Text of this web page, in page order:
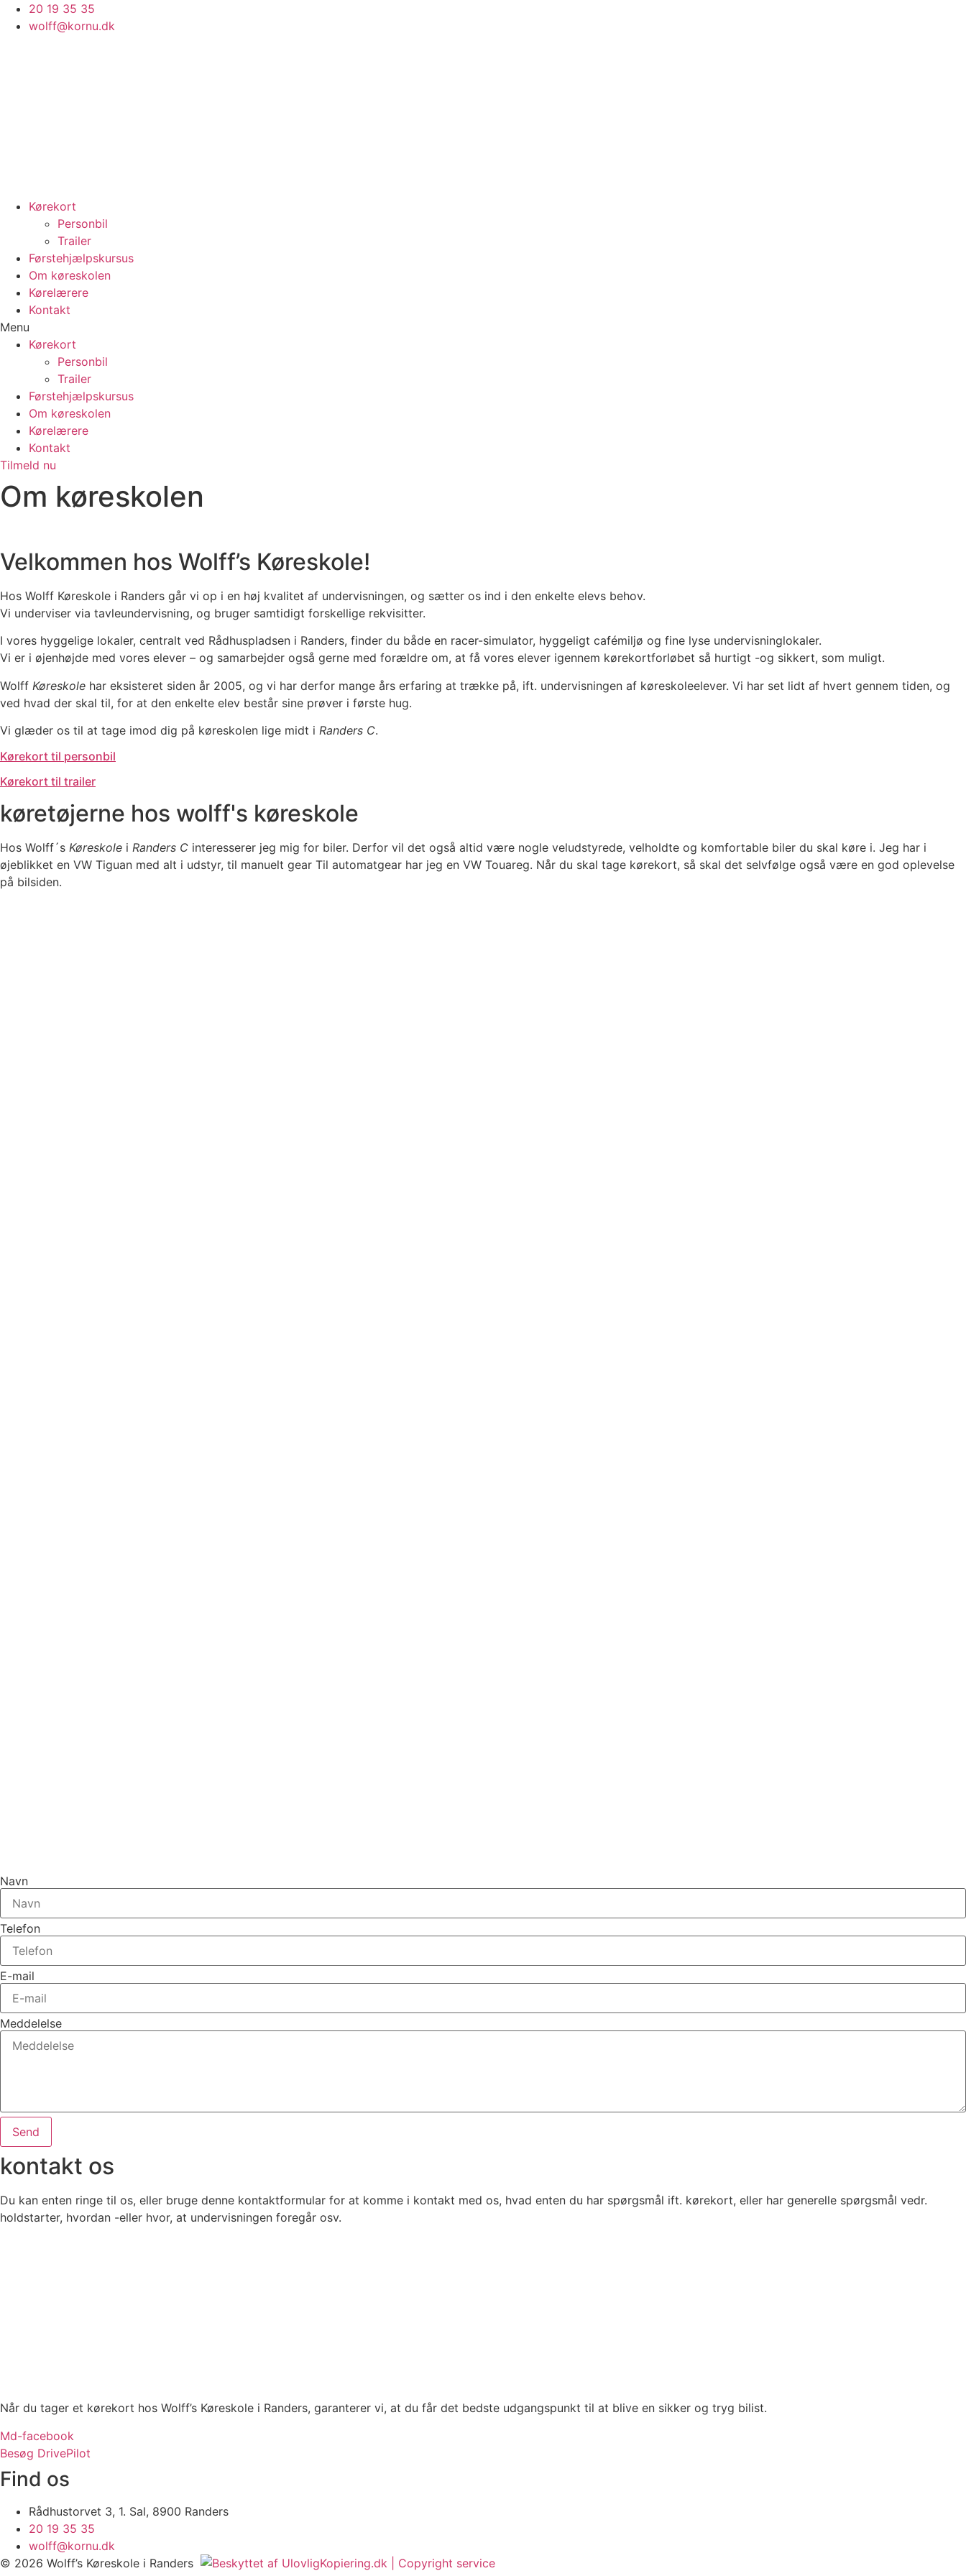
Videre20 19 35 35
wolff@kornu.dk
Kørekort
Personbil
Trailer
Førstehjælpskursus
Om køreskolen
Kørelærere
Kontakt
Menu
Kørekort
Personbil
Trailer
Førstehjælpskursus
Om køreskolen
Kørelærere
Kontakt
Tilmeld nu
Om køreskolen
Velkommen hos Wolff’s Køreskole!
Hos Wolff Køreskole i Randers går vi op i en høj kvalitet af undervisningen, og sætter os ind i den enkelte elevs behov.
Vi underviser via tavleundervisning, og bruger samtidigt forskellige rekvisitter.
I vores hyggelige lokaler, centralt ved Rådhuspladsen i Randers, finder du både en racer-simulator, hyggeligt cafémiljø og fine lyse undervisninglokaler.
Vi er i øjenhøjde med vores elever – og samarbejder også gerne med forældre om, at få vores elever igennem kørekortforløbet så hurtigt -og sikkert, som muligt.
Wolff Køreskole har eksisteret siden år 2005, og vi har derfor mange års erfaring at trække på, ift. undervisningen af køreskoleelever. Vi har set lidt af hvert gennem tiden, og
ved hvad der skal til, for at den enkelte elev består sine prøver i første hug.
Vi glæder os til at tage imod dig på køreskolen lige midt i Randers C.
Kørekort til personbil
Kørekort til trailer
køretøjerne hos wolff's køreskole
Hos Wolff´s Køreskole i Randers C interesserer jeg mig for biler. Derfor vil det også altid være nogle veludstyrede, velholdte og komfortable biler du skal køre i. Jeg har i
øjeblikket en VW Tiguan med alt i udstyr, til manuelt gear Til automatgear har jeg en VW Touareg. Når du skal tage kørekort, så skal det selvfølge også være en god oplevelse
på bilsiden.
Navn
Telefon
E-mail
Meddelelse
Send
kontakt os
Du kan enten ringe til os, eller bruge denne kontaktformular for at komme i kontakt med os, hvad enten du har spørgsmål ift. kørekort, eller har generelle spørgsmål vedr.
holdstarter, hvordan -eller hvor, at undervisningen foregår osv.
Når du tager et kørekort hos Wolff’s Køreskole i Randers, garanterer vi, at du får det bedste udgangspunkt til at blive en sikker og tryg bilist.
Md-facebook
Besøg DrivePilot
Find os
Rådhustorvet 3, 1. Sal, 8900 Randers
20 19 35 35
wolff@kornu.dk
© 2026 Wolff’s Køreskole i Randers